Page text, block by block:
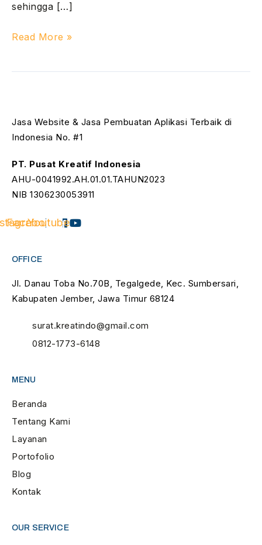
sehingga […]
Read More »
Jasa Website & Jasa Pembuatan Aplikasi Terbaik di
Indonesia No. #1
PT. Pusat Kreatif Indonesia
AHU-0041992.AH.01.01.TAHUN2023
NIB 1306230053911
Facebook
Youtube
OFFICE
Jl. Danau Toba No.70B, Tegalgede, Kec. Sumbersari,
Kabupaten Jember, Jawa Timur 68124
surat.kreatindo@gmail.com
0812-1773-6148
MENU
Beranda
Tentang Kami
Layanan
Portofolio
Blog
Kontak
OUR SERVICE